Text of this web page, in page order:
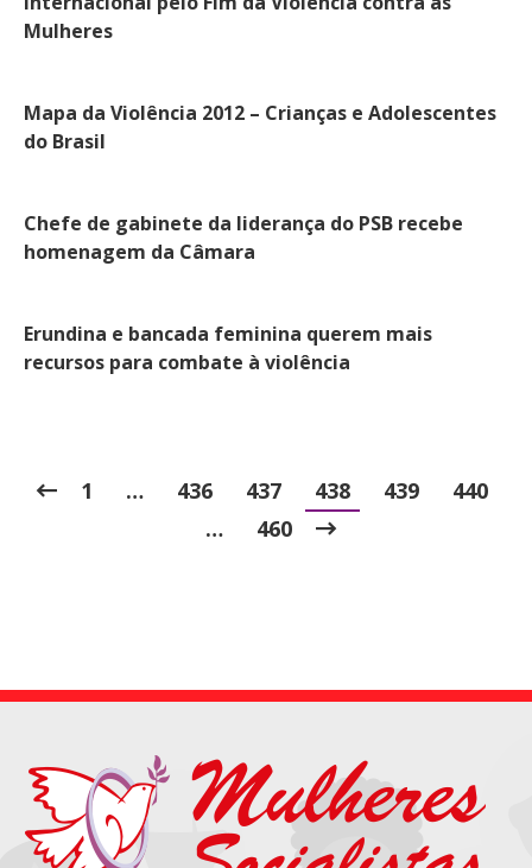
Mulheres
Mapa da Violência 2012 – Crianças e Adolescentes
do Brasil
Chefe de gabinete da liderança do PSB recebe
homenagem da Câmara
Erundina e bancada feminina querem mais
recursos para combate à violência
1 … 436 437 438 439
440
…
460